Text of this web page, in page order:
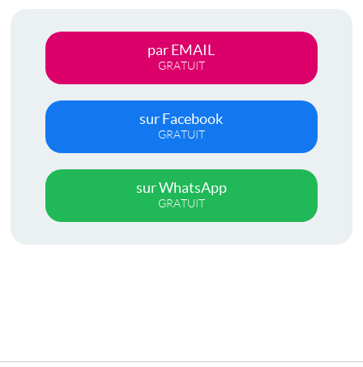
par EMAIL
GRATUIT
sur Facebook
GRATUIT
sur WhatsApp
GRATUIT